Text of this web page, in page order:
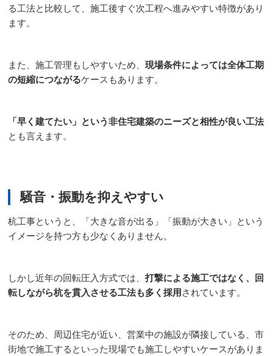
る工法と比較して、施工後すぐ次工程へ進みやすい特徴があり
ます。
また、施工管理もしやすいため、現場条件によっては全体工期
の短縮につながるケースもあります。
「早く建てたい」という非住宅建築のニーズと相性が良い工法
とも言えます。
騒音・振動を抑えやすい
杭工事というと、「大きな音が出る」「振動が大きい」という
イメージを持つ方も少なくありません。
しかし近年の回転圧入方式では、打撃による施工ではなく、回
転しながら杭を貫入させる工法も多く採用 されています。
そのため、周辺住宅が近い、営業中の施設が隣接している、市
街地で施工するといった現場でも施工しやすいケースがありま